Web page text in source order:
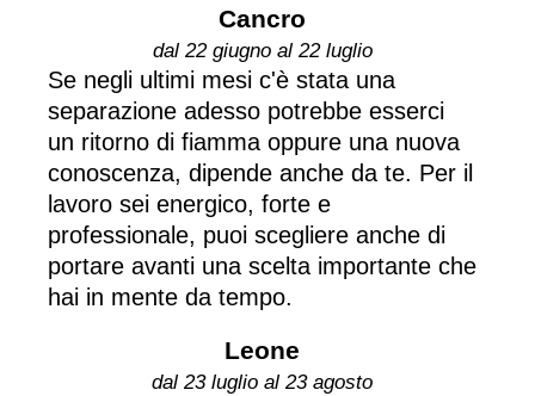
Cancro
dal 22 giugno al 22 luglio
Se negli ultimi mesi c'è stata una
separazione adesso potrebbe esserci
un ritorno di fiamma oppure una nuova
conoscenza, dipende anche da te. Per il
lavoro sei energico, forte e
professionale, puoi scegliere anche di
portare avanti una scelta importante che
hai in mente da tempo.
Leone
dal 23 luglio al 23 agosto